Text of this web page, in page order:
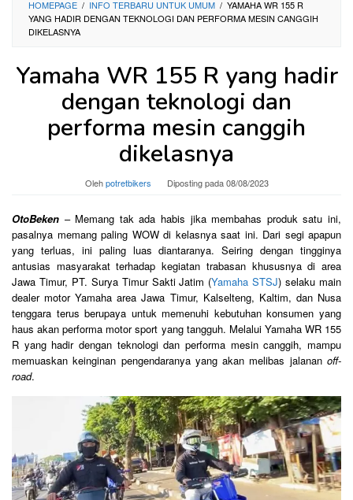
HOMEPAGE / INFO TERBARU UNTUK UMUM / YAMAHA WR 155 R
YANG HADIR DENGAN TEKNOLOGI DAN PERFORMA MESIN CANGGIH
DIKELASNYA
Yamaha WR 155 R yang hadir
dengan teknologi dan
performa mesin canggih
dikelasnya
Olehpotretbikers Diposting pada08/08/2023
OtoBeken – Memang tak ada habis jika membahas produk satu ini,
pasalnya memang paling WOW di kelasnya saat ini. Dari segi apapun
yang terluas, ini paling luas diantaranya. Seiring dengan tingginya
antusias masyarakat terhadap kegiatan trabasan khususnya di area
Jawa Timur, PT. Surya Timur Sakti Jatim (Yamaha STSJ) selaku main
dealer motor Yamaha area Jawa Timur, Kalselteng, Kaltim, dan Nusa
tenggara terus berupaya untuk memenuhi kebutuhan konsumen yang
haus akan performa motor sport yang tangguh. Melalui Yamaha WR 155
R yang hadir dengan teknologi dan performa mesin canggih, mampu
memuaskan keinginan pengendaranya yang akan melibas jalanan off-
road.